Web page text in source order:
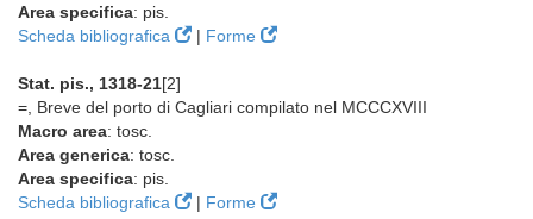
Area specifica: pis.
Scheda bibliografica
| Forme
Stat. pis., 1318-21[2]
=, Breve del porto di Cagliari compilato nel MCCCXVIII
Macro area: tosc.
Area generica: tosc.
Area specifica: pis.
Scheda bibliografica
| Forme